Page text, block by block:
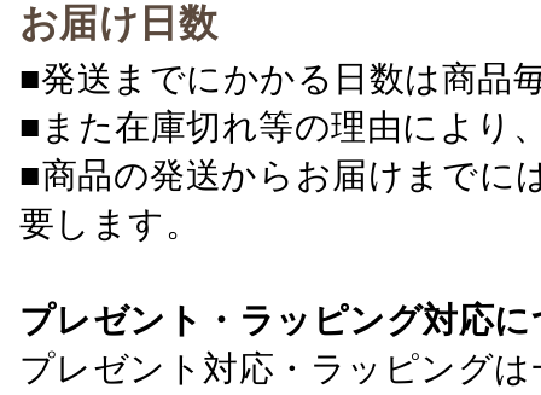
お届け日数
■発送までにかかる日数は商品
■また在庫切れ等の理由により
■商品の発送からお届けまでに
要します。
プレゼント・ラッピング対応
プレゼント対応・ラッピング